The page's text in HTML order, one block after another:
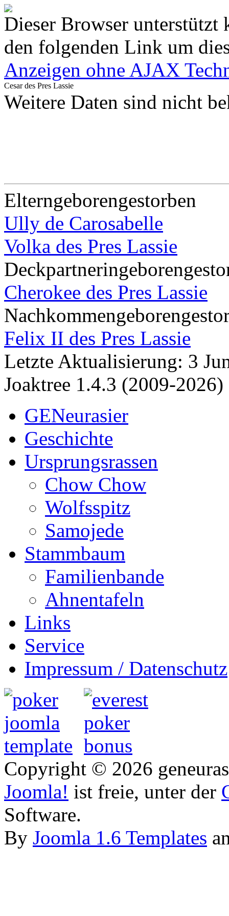
Dieser Browser
den folgenden Link um
Anzeigen ohne AJAX
Cesar des Pres Lassie
Weitere Daten sind nicht
Elterngeborengestorben
Ully de Carosabelle
Volka des Pres Lassie
Deckpartneringeboren
Cherokee des Pres Lassie
Nachkommengeboren
Felix II des Pres Lassie
Letzte Aktualisierung: 3
Joaktree 1.4.3 (2009-2026)
GENeurasier
Geschichte
Ursprungsrassen
Chow Chow
Wolfsspitz
Samojede
Stammbaum
Familienbande
Ahnentafeln
Links
Service
Impressum / Datenschutz
Copyright © 2026
Joomla! ist freie, unter der
Software.
By Joomla 1.6 Templates